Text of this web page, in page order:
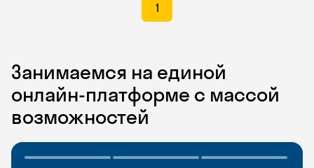
1
Занимаемся на единой
онлайн-платформе с массой
возможностей